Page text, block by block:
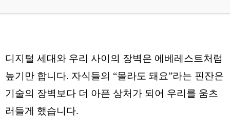
디지털 세대와 우리 사이의 장벽은 에베레스트처럼
높기만 합니다. 자식들의 “몰라도 돼요”라는 핀잔은
기술의 장벽보다 더 아픈 상처가 되어 우리를 움츠
러들게 했습니다.